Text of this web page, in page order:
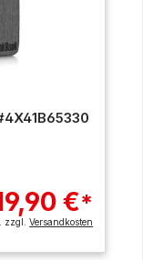
€*
zzgl.Versandkosten